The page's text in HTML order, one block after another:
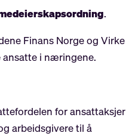
.
Finans Norge og Virke
ansatte i næringene.
for ansattaksjer
arbeidsgivere til å